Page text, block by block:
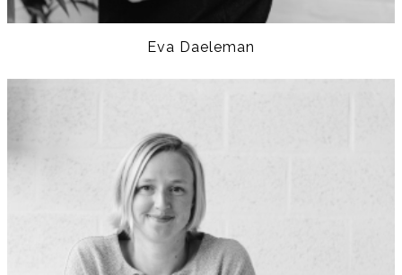
Eva Daeleman